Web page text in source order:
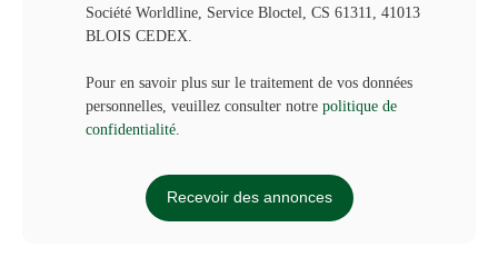
Société Worldline, Service Bloctel, CS 61311, 41013
BLOIS CEDEX.
Pour en savoir plus sur le traitement de vos données
personnelles, veuillez consulter notre politique de
confidentialité
Recevoir des annonces